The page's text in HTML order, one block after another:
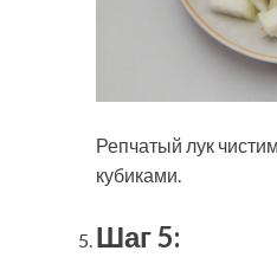
Репчатый лук
кубиками.
Шаг 5: